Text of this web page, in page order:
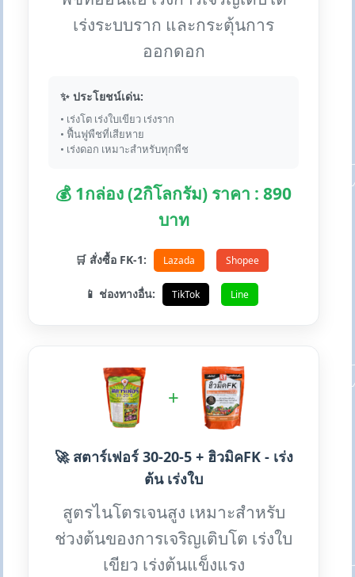
เร่งระบบราก และกระตุ้นการ
ออกดอก
✨ ประโยชน์เด่น:
• เร่งโต เร่งใบเขียว เร่งราก
• ฟื้นฟูพืชที่เสียหาย
• เร่งดอก เหมาะสำหรับทุกพืช
💰 1กล่อง (2กิโลกรัม) ราคา : 890
บาท
🛒 สั่งซื้อ FK-1: Lazada Shopee
📱 ช่องทางอื่น: TikTok Line
+
🚀 สตาร์เฟอร์ 30-20-5 + ฮิวมิคFK - เร่ง
ต้น เร่งใบ
สูตรไนโตรเจนสูง เหมาะสำหรับ
ช่วงต้นของการเจริญเติบโต เร่งใบ
เขียว เร่งต้นแข็งแรง